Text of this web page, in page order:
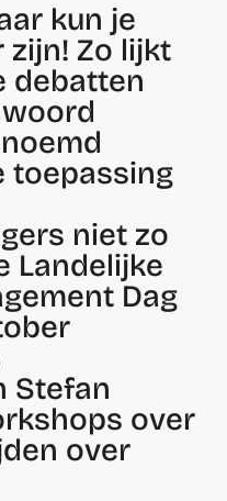
kun je
zijn! Zo lijkt
debatten
toepassing
niet zo
Landelijke
Dag
Stefan
over
over